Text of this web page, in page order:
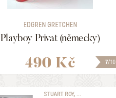
629 POLOŽEK
7/10
EDGREN GRETCHEN
Playboy Privat (německy)
490 Kč
STUART ROY, ...